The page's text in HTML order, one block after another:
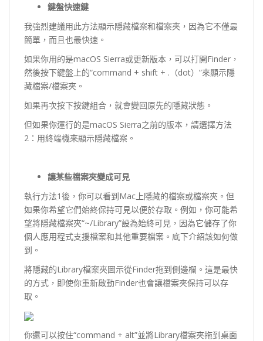
鍵盤快速鍵
我強烈建議用此方法顯示隱藏檔案和檔案夾，因為它不僅最
簡單，而且也最快速。
如果你用的是macOS Sierra或更新版本，可以打開Finder，
然後按下鍵盤上的“command + shift + .（dot）”來顯示隱
藏檔案/檔案夾。
如果再次按下按鍵組合，就會變回原先的隱藏狀態。
但如果你運行的是macOS Sierra之前的版本，請選擇方法
2：用終端機來顯示隱藏檔案。
讓某些檔案夾變成可見
執行方法1後，你可以看到Mac上隱藏的檔案或檔案夾。但
如果你希望它們始終保持可見以便於存取。例如，你可能希
望將隱藏檔案夾“~/Library”設為始終可見，因為它儲存了你
個人應用程式支援檔案和其他重要檔案。底下介紹該如何做
到。
將隱藏的Library檔案夾圖示從Finder拖到側邊欄。這是最快
的方式，即使你重新啟動Finder也會讓檔案夾保持可以存
取。
你還可以按住“command + alt”並將Library檔案夾拖到桌面